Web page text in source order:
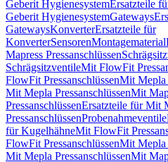
Geberit HygienesystemErsatzteile
Geberit HygienesystemGateways
GatewaysKonverterErsatzteile für
KonverterSensorenMontagematerial
Mapress Pressanschlüssen
SchrägsitzventileMit FlowFit
FlowFit PressanschlüssenMit Mepla
Mit Mepla PressanschlüssenMit
PressanschlüssenErsatzteile für Mit
PressanschlüssenProbenahmeventile
für KugelhähneMit FlowFit
FlowFit PressanschlüssenMit Mepla
Mit Mepla PressanschlüssenMit